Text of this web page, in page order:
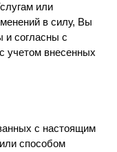
или
в силу, Вы
и согласны с
учетом внесенных
с настоящим
способом